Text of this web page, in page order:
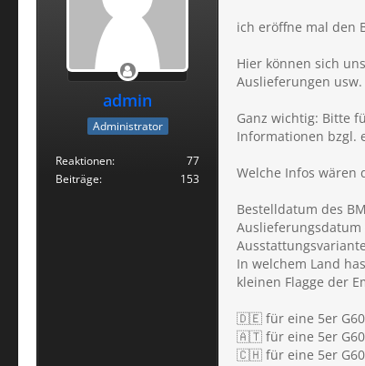
admin
Administrator
Reaktionen
77
Beiträge
153
ich eröffne mal den
Hier können sich
Auslieferungen
Ganz wichtig: Bitte
Informationen bzgl.
Welche Infos wären
Bestelldatum des
Auslieferungsdatum
Ausstattungsvariante
In welchem Land
kleinen Flagge der
🇩🇪 für eine 5er
🇦🇹 für eine 5er
🇨🇭 für eine 5er G60